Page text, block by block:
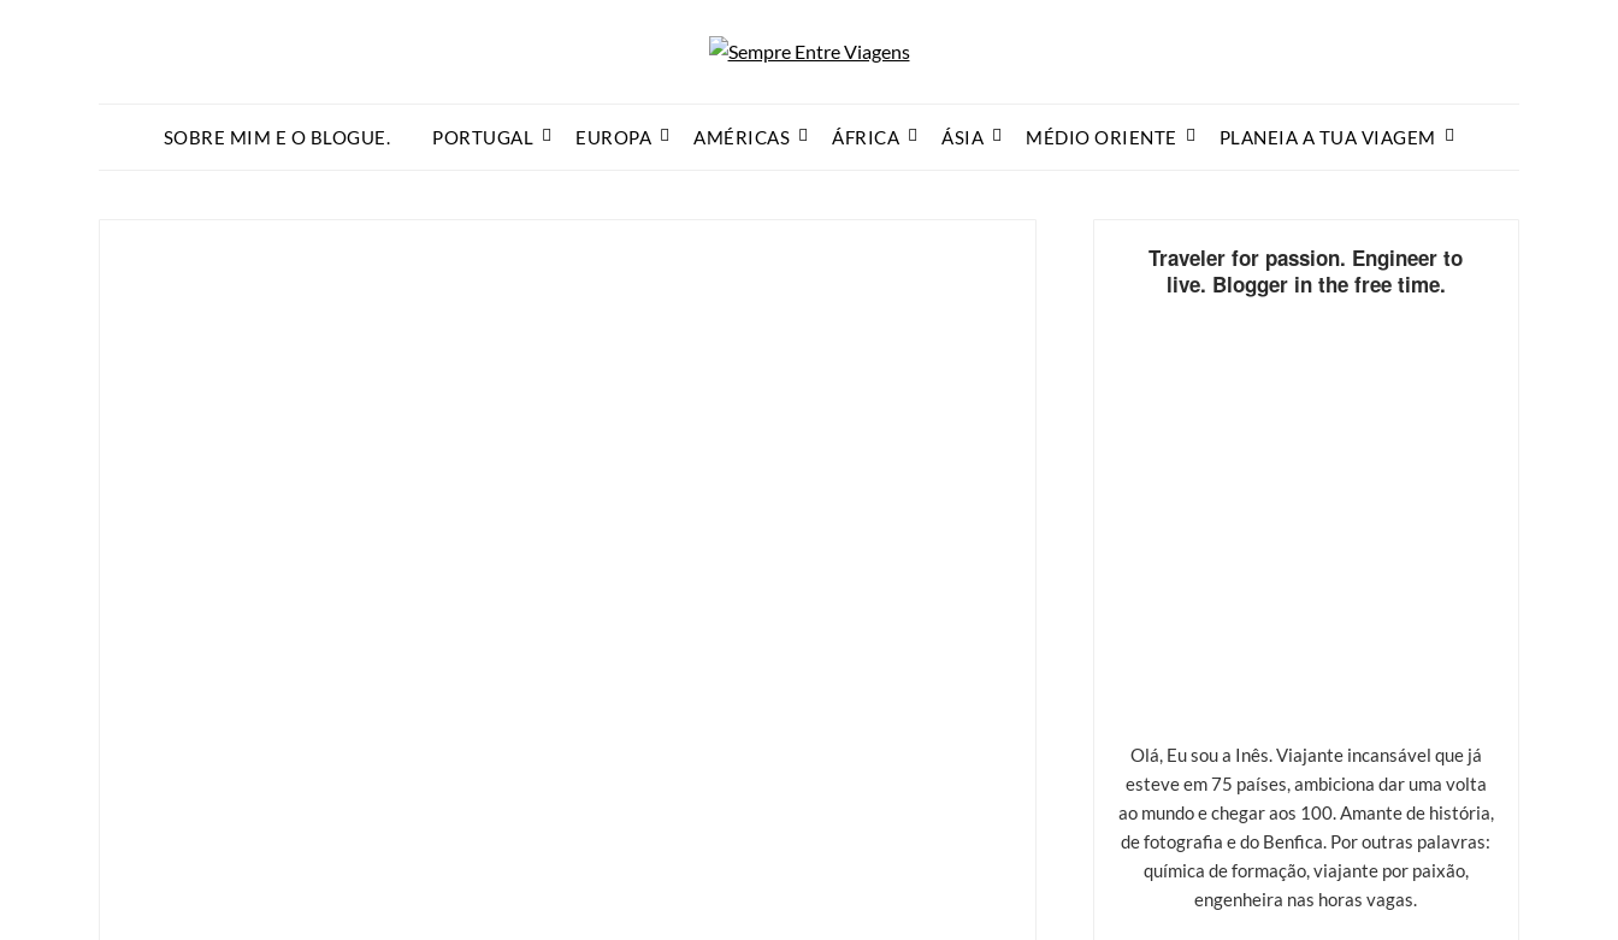
SOBRE MIM E O BLOGUE. PORTUGAL EUROPA AMÉRICAS ÁFRICA ÁSIA MÉDIO ORIENTE PLANEIA A TUA VIAGEM
Traveler for passion. Engineer to
live. Blogger in the free time.
Olá, Eu sou a Inês. Viajante incansável que já
esteve em 75 países, ambiciona dar uma volta
ao mundo e chegar aos 100. Amante de história,
de fotografia e do Benfica. Por outras palavras:
química de formação, viajante por paixão,
engenheira nas horas vagas.